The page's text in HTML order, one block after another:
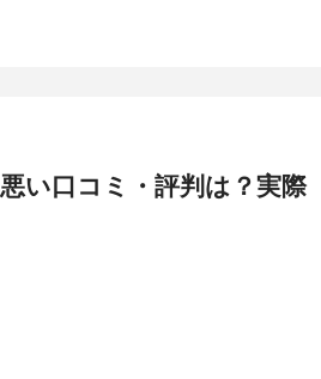
い口コミ・評判は？実際